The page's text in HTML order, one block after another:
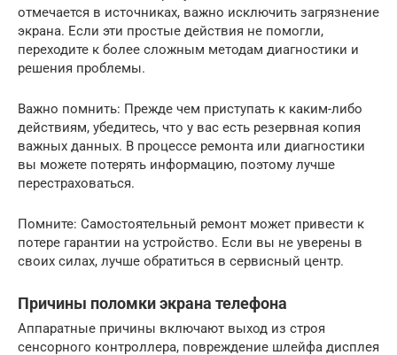
отмечается в источниках, важно исключить загрязнение
экрана. Если эти простые действия не помогли,
переходите к более сложным методам диагностики и
решения проблемы.
Важно помнить: Прежде чем приступать к каким-либо
действиям, убедитесь, что у вас есть резервная копия
важных данных. В процессе ремонта или диагностики
вы можете потерять информацию, поэтому лучше
перестраховаться.
Помните: Самостоятельный ремонт может привести к
потере гарантии на устройство. Если вы не уверены в
своих силах, лучше обратиться в сервисный центр.
Причины поломки экрана телефона
Аппаратные причины включают выход из строя
сенсорного контроллера, повреждение шлейфа дисплея